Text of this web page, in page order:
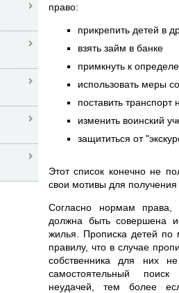
право:
прикрепить детей в
взять займ в банке
примкнуть к
использовать меры
поставить транспорт
изменить воинский
защититься от
Этот список конечно не
свои мотивы для
Согласно нормам права,
должна быть совершена
жилья. Прописка детей по
правилу, что в случае
собственника для них
самостоятельный
неудачей, тем более